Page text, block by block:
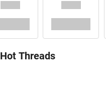
Hot Threads